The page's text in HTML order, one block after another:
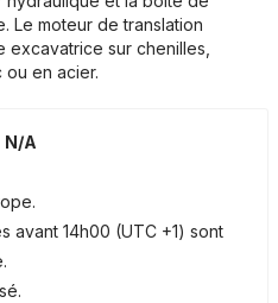
Le moteur de translation
excavatrice sur chenilles,
en acier.
N/A
avant 14h00 (UTC +1) sont